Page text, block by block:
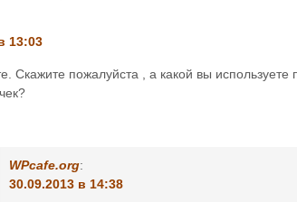
13:03
Скажите пожалуйста , а какой вы
WPcafe.org:
30.09.2013 в 14:38